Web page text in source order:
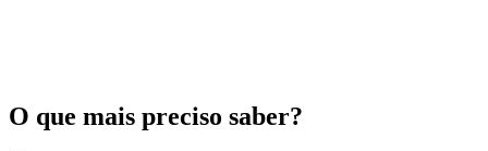
O que mais preciso saber?